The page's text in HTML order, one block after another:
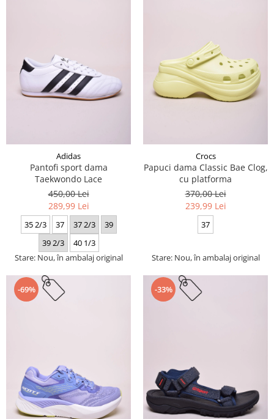
Adidas
Pantofi sport dama
Taekwondo Lace
450,00 Lei
289,99 Lei
35 2/3 37 37 2/3
39
39 2/3
40 1/3
Stare: Nou, în ambalaj original
Crocs
Papuci dama Classic Bae Clog,
cu platforma
370,00 Lei
239,99 Lei
37
Stare: Nou, în ambalaj original
-69% -33%